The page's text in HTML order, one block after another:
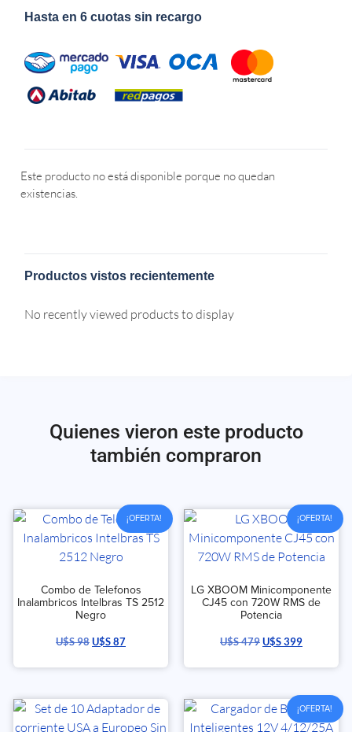
Hasta en 6 cuotas sin recargo
Este producto no está disponible porque no quedan
existencias.
Productos vistos recientemente
No recently viewed products to display
Quienes vieron este producto
también compraron
¡OFERTA!
Combo de Telefonos
Inalambricos Intelbras TS 2512
Negro
U$S98U$S87
¡OFERTA!
LG XBOOM Minicomponente
CJ45 con 720W RMS de
Potencia
U$S479U$S399
¡OFERTA!